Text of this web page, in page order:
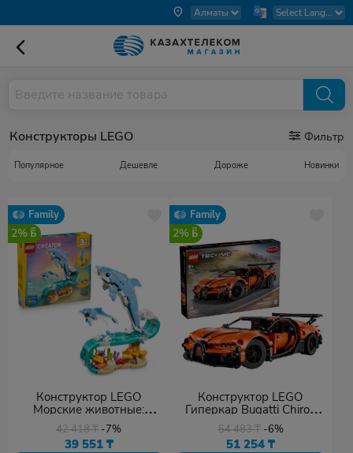
Конструкторы LEGO Фильтр
Популярное Дешевле Дороже Новинки
Family
2%
Конструктор LEGO
Морские животные:
прекрасные дельфины,
деталей 542 шт
42 418₸ -7%
39 551 ₸
Family
2%
Конструктор LEGO
Гиперкар Bugatti Chiron
Pur Sport, деталей 771 шт
54 483₸ -6%
51 254₸